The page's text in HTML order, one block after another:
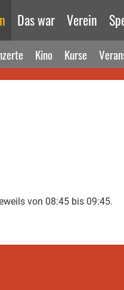
Das war Verein
Kino Kurse
von 08:45 bis 09:45.